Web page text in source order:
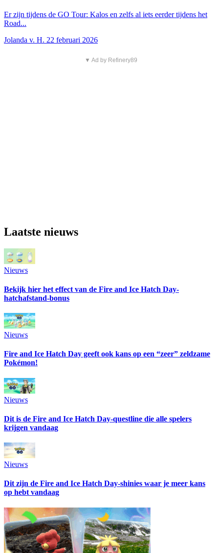
Er zijn tijdens de GO Tour: Kalos en zelfs al iets eerder tijdens het
Road...
Jolanda v. H. 22 februari 2026
▼ Ad by Refinery89
Laatste nieuws
Nieuws
Bekijk hier het effect van de Fire and Ice Hatch Day-
hatchafstand-bonus
Nieuws
Fire and Ice Hatch Day geeft ook kans op een “zeer” zeldzame
Pokémon!
Nieuws
Dit is de Fire and Ice Hatch Day-questline die alle spelers
krijgen vandaag
Nieuws
Dit zijn de Fire and Ice Hatch Day-shinies waar je meer kans
op hebt vandaag